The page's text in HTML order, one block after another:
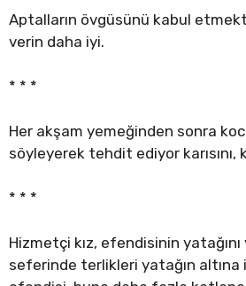
Aptalların övgüsünü kabul
verin daha iyi.
* * *
Her akşam yemeğinden sonra
söyleyerek tehdit ediyor karısını,
* * *
Hizmetçi kız, efendisinin yatağını
seferinde terlikleri yatağın altına